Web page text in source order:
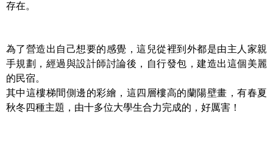
存在。
為了營造出自己想要的感覺，這兒從裡到外都是由主人家親
手規劃，經過與設計師討論後，自行發包，建造出這個美麗
的民宿。
其中這樓梯間側邊的彩繪，這四層樓高的蘭陽壁畫，有春夏
秋冬四種主題，由十多位大學生合力完成的，好厲害！